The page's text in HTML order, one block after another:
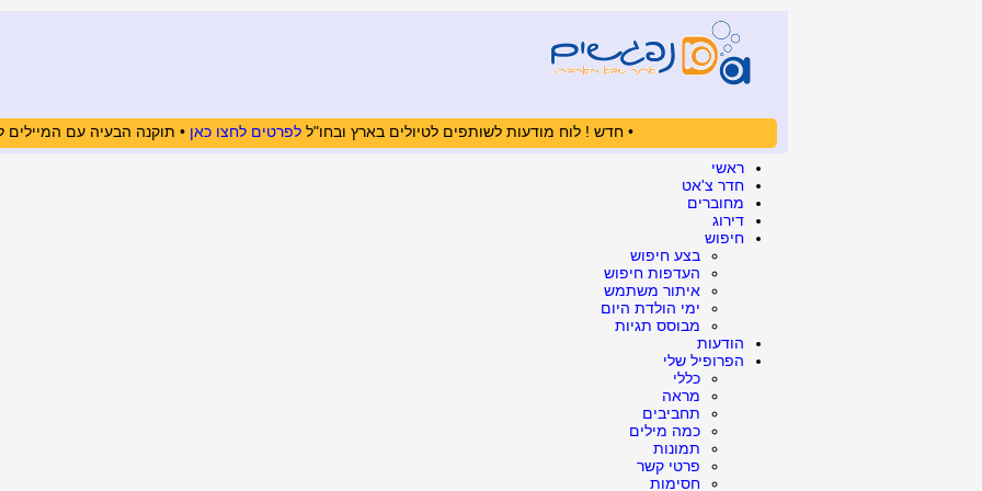
• חדש ! לוח מודעות לשותפים לטיולים בארץ ובחו"ללפרטים לחצו כאן • תוקנה הבעיה עם
ראשי
חדר צ'אט
מחוברים
דירוג
חיפוש
בצע חיפוש
העדפות חיפוש
איתור משתמש
ימי הולדת היום
מבוסס תגיות
הודעות
הפרופיל שלי
כללי
מראה
תחביבים
כמה מילים
תמונות
פרטי קשר
חסימות